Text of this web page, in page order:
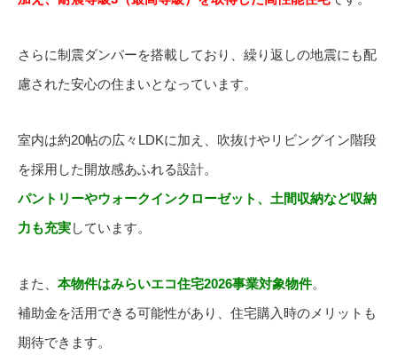
さらに制震ダンパーを搭載しており、繰り返しの地震にも配
慮された安心の住まいとなっています。
室内は約20帖の広々LDKに加え、吹抜けやリビングイン階段
を採用した開放感あふれる設計。
パントリーやウォークインクローゼット、土間収納など収納
力も充実しています。
また、 本物件はみらいエコ住宅2026事業対象物件。
補助金を活用できる可能性があり、住宅購入時のメリットも
期待できます。